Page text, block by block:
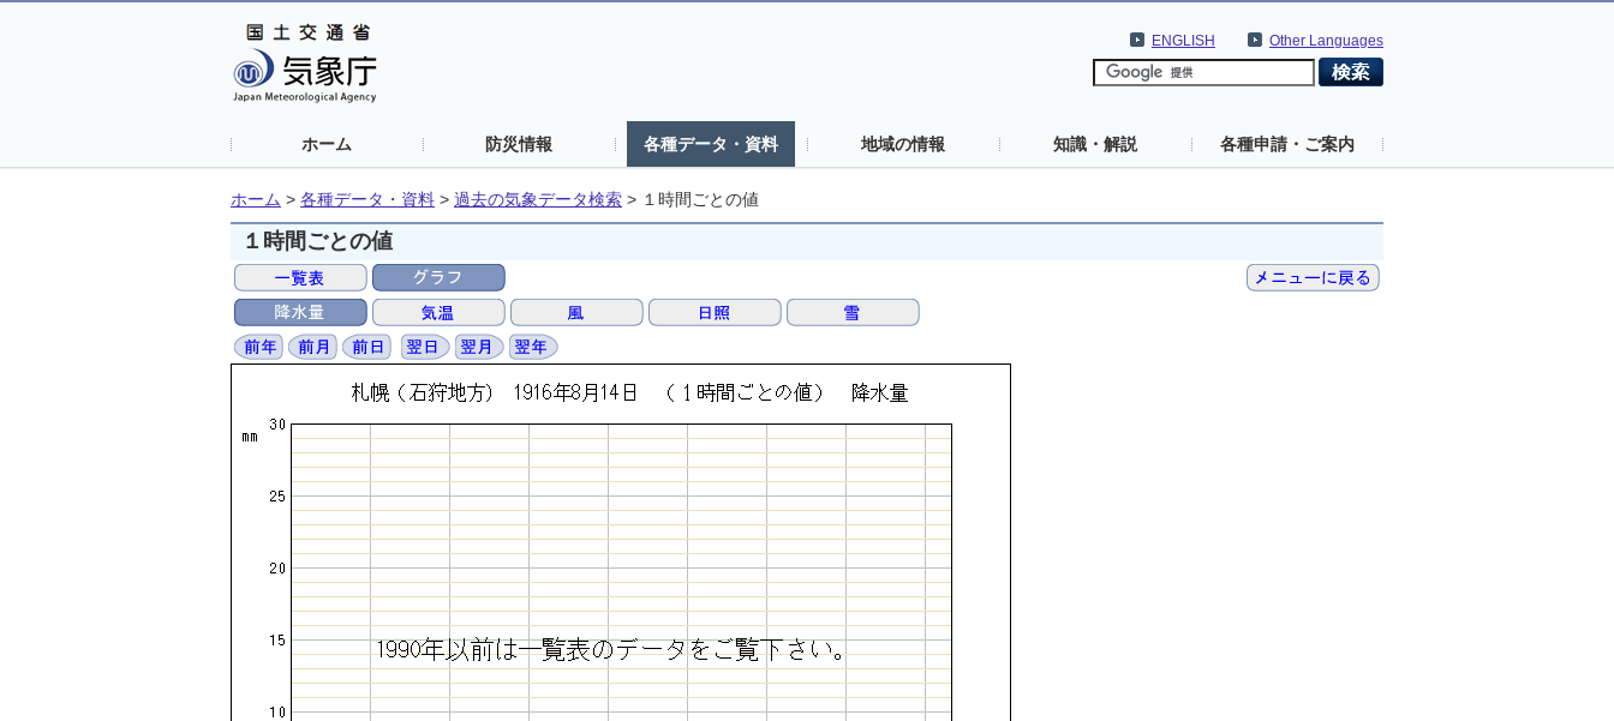
Other Languages
ENGLISH
ホーム 防災情報 各種データ・資料 地域の情報 知識・解説 各種申請・ご案内
ホーム > 各種データ・資料 > 過去の気象データ検索 > １時間ごとの値
１時間ごとの値